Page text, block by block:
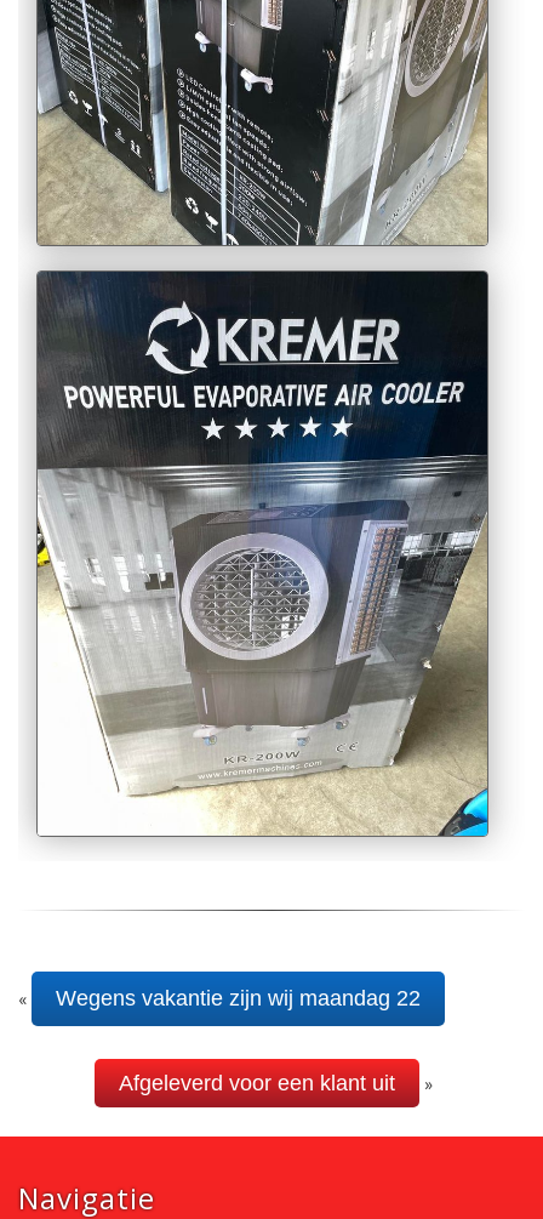
« Wegens vakantie zijn wij maandag 22
Afgeleverd voor een klant uit »
Navigatie